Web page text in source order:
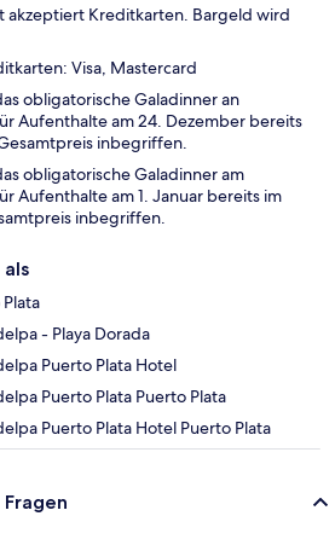
akzeptiert Kreditkarten. Bargeld wird
Visa, Mastercard
obligatorische Galadinner an
Aufenthalte am 24. Dezember bereits
inbegriffen.
obligatorische Galadinner am
Aufenthalte am 1. Januar bereits im
inbegriffen.
- Playa Dorada
Puerto Plata Hotel
Puerto Plata Puerto Plata
Puerto Plata Hotel Puerto Plata